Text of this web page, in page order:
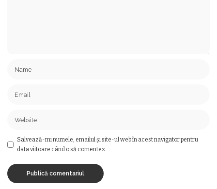
Salvează-mi numele, emailul și site-ul web în acest navigator pentru
data viitoare când o să comentez.